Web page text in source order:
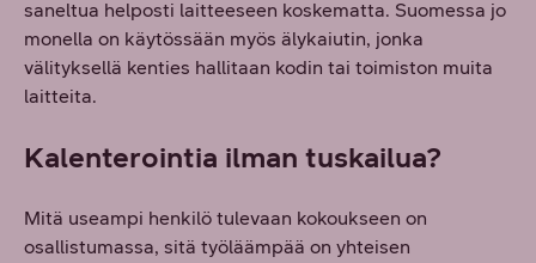
saneltua helposti laitteeseen koskematta. Suomessa jo
monella on käytössään myös älykaiutin, jonka
välityksellä kenties hallitaan kodin tai toimiston muita
laitteita.
Kalenterointia ilman tuskailua?
Mitä useampi henkilö tulevaan kokoukseen on
osallistumassa, sitä työläämpää on yhteisen